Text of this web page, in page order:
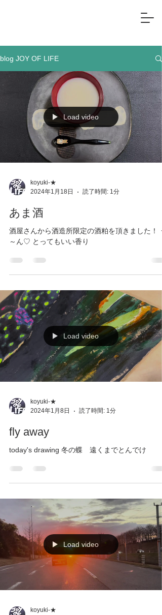
blog JOY OF LIFE
Load video
koyuki-★
2024年1月18日
読了時間: 1分
あま酒
酒屋さんから酒造所限定の酒粕を頂きました！
～ん♡ とってもいい香り
Load video
koyuki-★
2024年1月8日
読了時間: 1分
fly away
today's drawing 冬の蝶 遠くまでとんでけ
Load video
koyuki-★